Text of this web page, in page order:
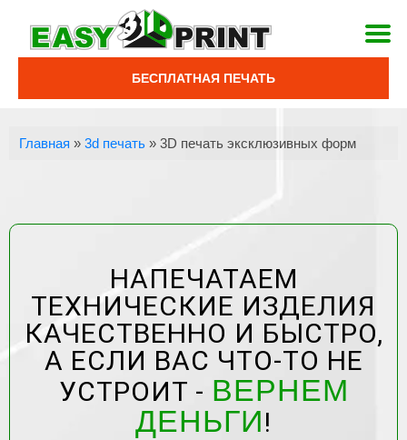
БЕСПЛАТНАЯ ПЕЧАТЬ
Главная »3d печать »3D печать эксклюзивных форм
НАПЕЧАТАЕМ
ТЕХНИЧЕСКИЕ ИЗДЕЛИЯ
КАЧЕСТВЕННО И БЫСТРО,
А ЕСЛИ ВАС ЧТО-ТО НЕ
УСТРОИТ - ВЕРНЕМ
ДЕНЬГИ!